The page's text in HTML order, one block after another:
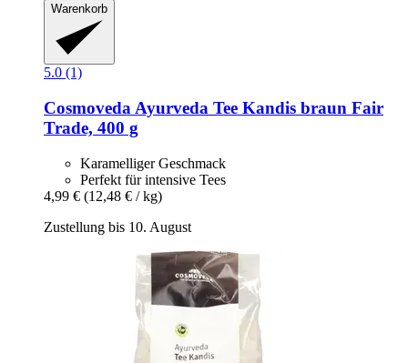
Warenkorb
5.0 (1)
Cosmoveda Ayurveda Tee Kandis braun Fair
Trade, 400 g
Karamelliger Geschmack
Perfekt für intensive Tees
4,99 € (12,48 € / kg)
Zustellung bis 10. August